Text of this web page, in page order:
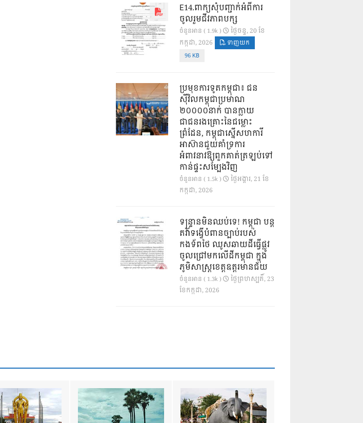
E14.ពាក្យសុំបញ្ជាក់អំពីការ
ចូលរួមជីវភាពបក្ស
ចំនួនអាន ( 1.9k )
ថ្ងៃ​ចន្ទ, 20 ខែ​
កក្កដា, 2026
ទាញយក
96 KB
ប្រមុខការទូតកម្ពុជា៖ ជន
ស៊ីវិលកម្ពុជាប្រមាណ
២០០០០នាក់ បានក្លាយ
ជាជនរងគ្រោះនៃជម្លោះ
ព្រំដែន, កម្ពុជាស្នើសហការី
អាស៊ានជួយគាំទ្រការ
អំពាវនាវឱ្យពួកគាត់ត្រឡប់ទៅ
កាន់ផ្ទះសម្បែងវិញ
ចំនួនអាន ( 1.5k )
ថ្ងៃ​អង្គារ, 21 ខែ​
កក្កដា, 2026
ទន្ទ្រានមិនឈប់ទេ! កម្ពុជា បន្ត
តវ៉ាទង្វើបំពានច្បាប់របស់
កងទ័ពថៃ ឈូសឆាយដីធ្វើផ្លូវ
ចូលជ្រៅមកលើដីកម្ពុជា ក្នុង
ភូមិសាស្ត្រខេត្តឧត្តរមានជ័យ
ចំនួនអាន ( 1.3k )
ថ្ងៃ​ព្រហស្បតិ៍, 23
ខែ​កក្កដា, 2026